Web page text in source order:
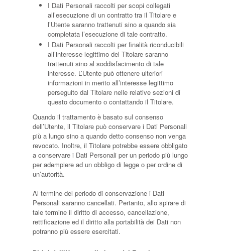
I Dati Personali raccolti per scopi collegati
all’esecuzione di un contratto tra il Titolare e
l’Utente saranno trattenuti sino a quando sia
completata l’esecuzione di tale contratto.
I Dati Personali raccolti per finalità riconducibili
all’interesse legittimo del Titolare saranno
trattenuti sino al soddisfacimento di tale
interesse. L’Utente può ottenere ulteriori
informazioni in merito all’interesse legittimo
perseguito dal Titolare nelle relative sezioni di
questo documento o contattando il Titolare.
Quando il trattamento è basato sul consenso
dell’Utente, il Titolare può conservare i Dati Personali
più a lungo sino a quando detto consenso non venga
revocato. Inoltre, il Titolare potrebbe essere obbligato
a conservare i Dati Personali per un periodo più lungo
per adempiere ad un obbligo di legge o per ordine di
un’autorità.
Al termine del periodo di conservazione i Dati
Personali saranno cancellati. Pertanto, allo spirare di
tale termine il diritto di accesso, cancellazione,
rettificazione ed il diritto alla portabilità dei Dati non
potranno più essere esercitati.